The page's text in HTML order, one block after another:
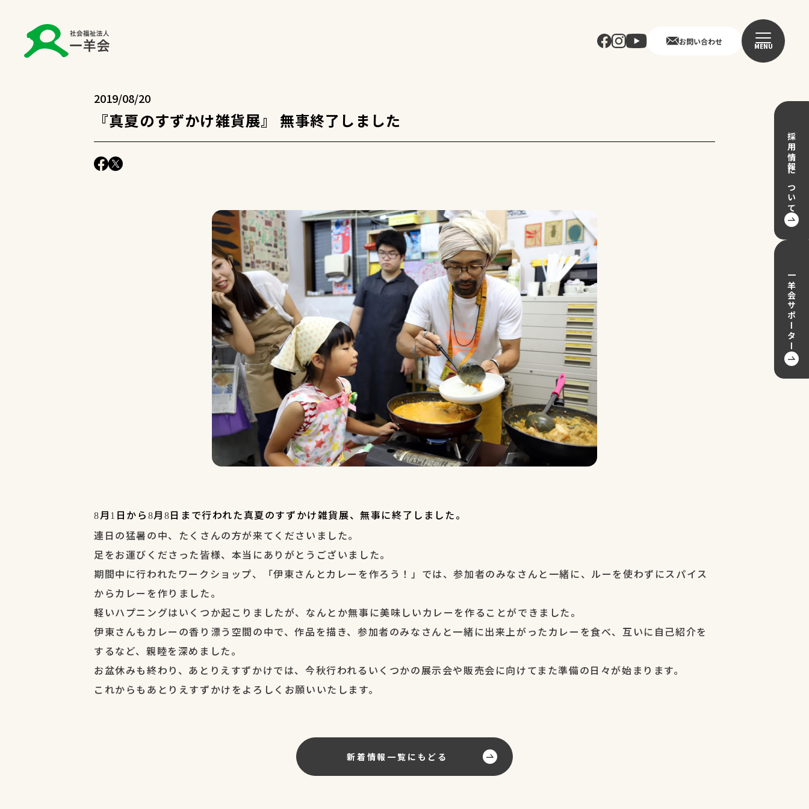
お問い合わせ MENU
採用情報について
一羊会サポーター
2019/08/20
『真夏のすずかけ雑貨展』 無事終了しました
8月 1 日から 8月 8日まで行われた真夏のすずかけ雑貨展、無事に終了しました。
連日の猛暑の中、たくさんの方が来てくださいました。
足をお運びくださった皆様、本当にありがとうございました。
期間中に行われたワークショップ、「伊東さんとカレーを作ろう！」では、参加者のみなさんと一緒に、ルーを使わずにスパイス
からカレーを作りました。
軽いハプニングはいくつか起こりましたが、なんとか無事に美味しいカレーを作ることができました。
伊東さんもカレーの香り漂う空間の中で、作品を描き、参加者のみなさんと一緒に出来上がったカレーを食べ、互いに自己紹介を
するなど、親睦を深めました。
お盆休みも終わり、あとりえすずかけでは、今秋行われるいくつかの展示会や販売会に向けてまた準備の日々が始まります。
これからもあとりえすずかけをよろしくお願いいたします。
新着情報一覧にもどる